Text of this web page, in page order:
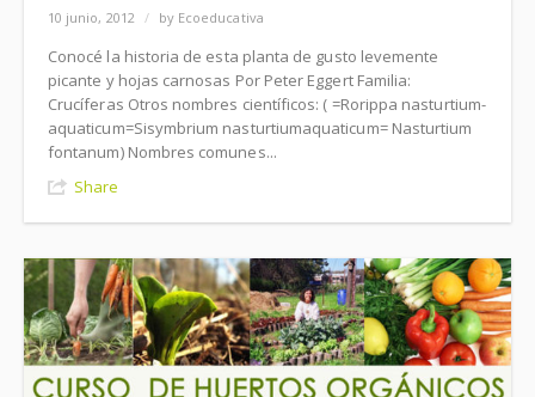
10 junio, 2012 / by Ecoeducativa
Conocé la historia de esta planta de gusto levemente
picante y hojas carnosas Por Peter Eggert Familia:
Crucíferas Otros nombres científicos: ( =Rorippa nasturtium-
aquaticum=Sisymbrium nasturtiumaquaticum= Nasturtium
fontanum) Nombres comunes...
Share